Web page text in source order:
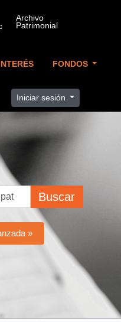
FONDOS
Iniciar sesión
Buscar
»